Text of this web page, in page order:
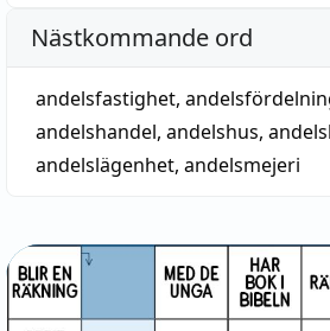
Nästkommande ord
andelsfastighet,
andelshandel, andelshus,
andelslägenhet, andelsmejeri